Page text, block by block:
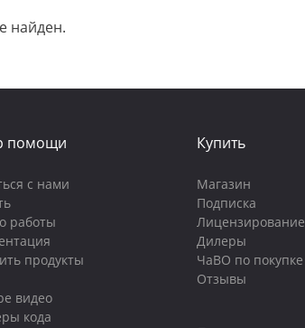
найден.
помощи
с нами
работы
продукты
видео
кода
Купить
Магазин
Подписка
Лицензирование
Дилеры
ЧаВО по покупке
Отзывы